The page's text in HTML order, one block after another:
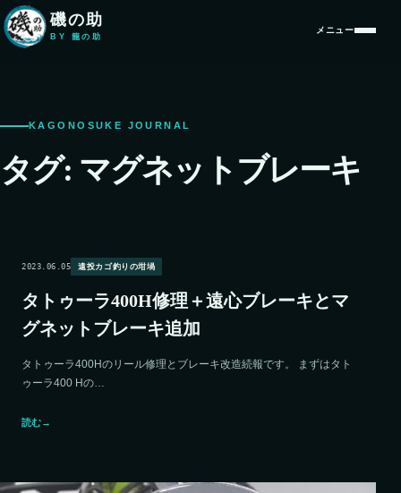
本文へ移動磯の助
BY 籠の助
メニュー
KAGONOSUKE JOURNAL
タグ: マグネットブレーキ
2023.06.05 遠投カゴ釣りの坩堝
タトゥーラ400H修理＋遠心ブレーキとマ
グネットブレーキ追加
タトゥーラ400Hのリール修理とブレーキ改造続報です。 まずはタト
ゥーラ400 Hの…
読む→